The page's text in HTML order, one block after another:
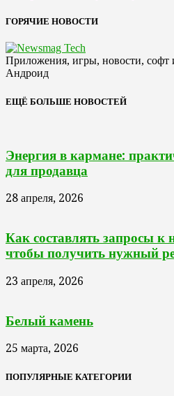
ГОРЯЧИЕ НОВОСТИ
Приложения, игры, новости, софт
Андроид
ЕЩЁ БОЛЬШЕ НОВОСТЕЙ
Энергия в кармане:
для продавца
28 апреля, 2026
Как составлять запросы к
чтобы получить нужный
23 апреля, 2026
Белый камень
25 марта, 2026
ПОПУЛЯРНЫЕ КАТЕГОРИИ